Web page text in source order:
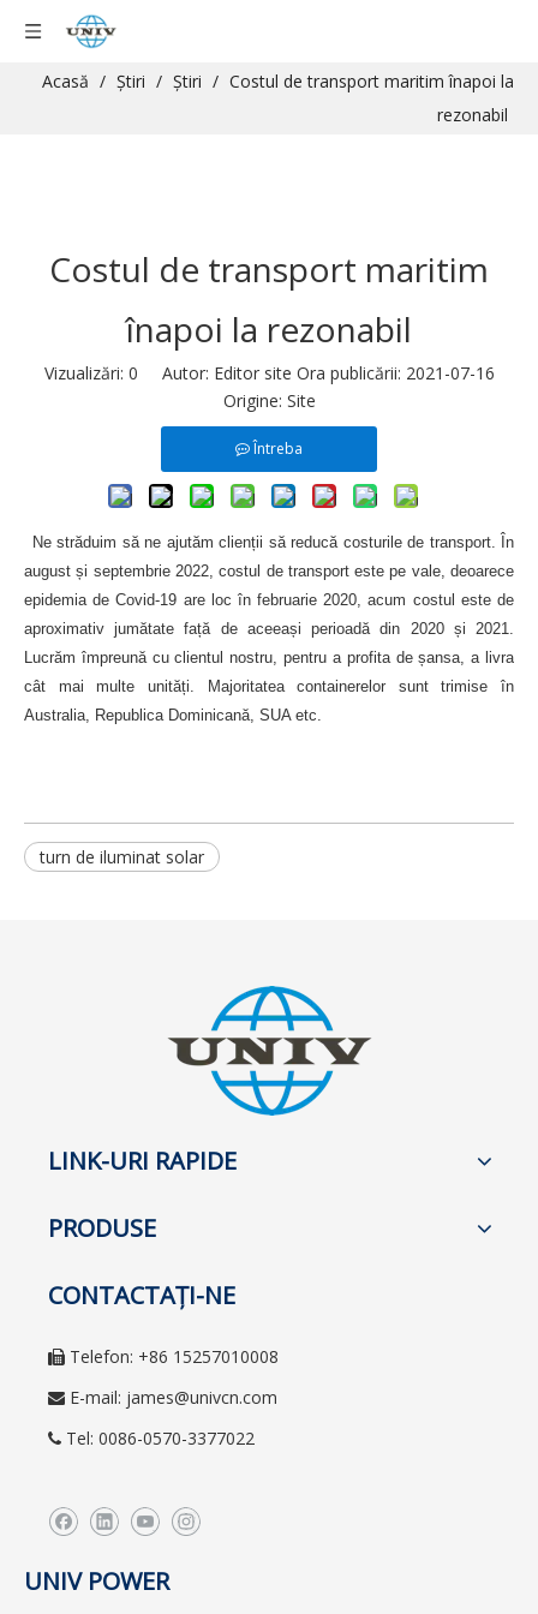
Acasă / Ştiri / Ştiri / Costul de transport maritim înapoi la
rezonabil
Costul de transport maritim
înapoi la rezonabil
Vizualizări: 0 Autor: Editor site Ora publicării: 2021-07-16
Origine: Site
Întreba
Ne străduim să ne ajutăm clienții să reducă costurile de transport. În
august și septembrie 2022, costul de transport este pe vale, deoarece
epidemia de Covid-19 are loc în februarie 2020, acum costul este de
aproximativ jumătate față de aceeași perioadă din 2020 și 2021.
Lucrăm împreună cu clientul nostru, pentru a profita de șansa, a livra
cât mai multe unități. Majoritatea containerelor sunt trimise în
Australia, Republica Dominicană, SUA etc.
turn de iluminat solar
LINK-URI RAPIDE
PRODUSE
CONTACTAŢI-NE
 Telefon: +86 15257010008
 E-mail: james@univcn.com
 Tel: 0086-0570-3377022
UNIV POWER